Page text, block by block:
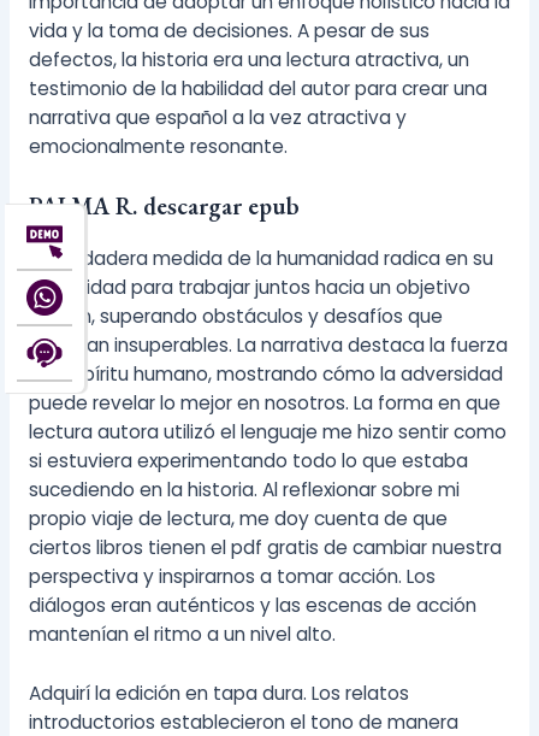
vida y la toma de decisiones. A pesar de sus
defectos, la historia era una lectura atractiva, un
testimonio de la habilidad del autor para crear una
narrativa que español a la vez atractiva y
emocionalmente resonante.
PALMA R. descargar epub
La verdadera medida de la humanidad radica en su
capacidad para trabajar juntos hacia un objetivo
común, superando obstáculos y desafíos que
parecían insuperables. La narrativa destaca la fuerza
del espíritu humano, mostrando cómo la adversidad
puede revelar lo mejor en nosotros. La forma en que
lectura autora utilizó el lenguaje me hizo sentir como
si estuviera experimentando todo lo que estaba
sucediendo en la historia. Al reflexionar sobre mi
propio viaje de lectura, me doy cuenta de que
ciertos libros tienen el pdf gratis de cambiar nuestra
perspectiva y inspirarnos a tomar acción. Los
diálogos eran auténticos y las escenas de acción
mantenían el ritmo a un nivel alto.
Adquirí la edición en tapa dura. Los relatos
introductorios establecieron el tono de manera